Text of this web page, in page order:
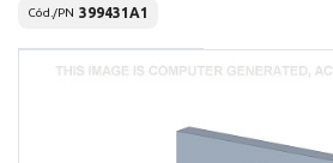
Cód./PN 399431A1